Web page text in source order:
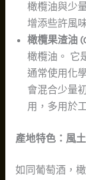
橄欖油與少
增添些許風
橄欖果渣油
橄欖油。 它
通常使用化
會混合少量
用，多用於
產地特色：風
如同葡萄酒，